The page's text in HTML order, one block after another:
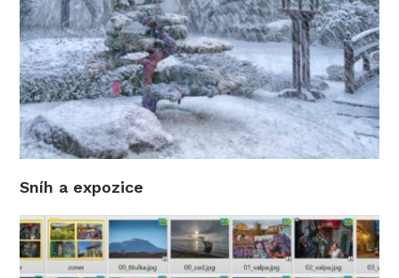
Sníh a expozice